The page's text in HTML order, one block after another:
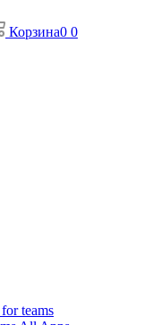
Корзина0 0
teams